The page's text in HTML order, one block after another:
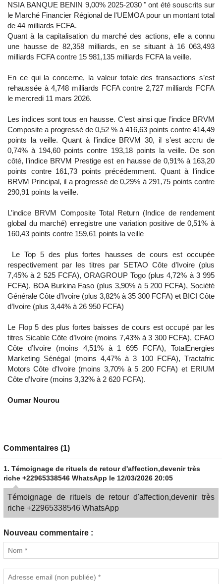
NSIA BANQUE BENIN 9,00% 2025-2030 " ont été souscrits sur
le Marché Financier Régional de l'UEMOA pour un montant total
de 44 milliards FCFA.
Quant à la capitalisation du marché des actions, elle a connu
une hausse de 82,358 milliards, en se situant à 16 063,493
milliards FCFA contre 15 981,135 milliards FCFA la veille.
En ce qui la concerne, la valeur totale des transactions s’est
rehaussée à 4,748 milliards FCFA contre 2,727 milliards FCFA
le mercredi 11 mars 2026.
Les indices sont tous en hausse. C’est ainsi que l’indice BRVM
Composite a progressé de 0,52 % à 416,63 points contre 414,49
points la veille. Quant à l’indice BRVM 30, il s’est accru de
0,74% à 194,60 points contre 193,18 points la veille. De son
côté, l’indice BRVM Prestige est en hausse de 0,91% à 163,20
points contre 161,73 points précédemment. Quant à l’indice
BRVM Principal, il a progressé de 0,29% à 291,75 points contre
290,91 points la veille.
L’indice BRVM Composite Total Return (Indice de rendement
global du marché) enregistre une variation positive de 0,51% à
160,43 points contre 159,61 points la veille
Le Top 5 des plus fortes hausses de cours est occupée
respectivement par les titres par SETAO Côte d’Ivoire (plus
7,45% à 2 525 FCFA), ORAGROUP Togo (plus 4,72% à 3 995
FCFA), BOA Burkina Faso (plus 3,90% à 5 200 FCFA), Société
Générale Côte d’Ivoire (plus 3,82% à 35 300 FCFA) et BICI Côte
d’Ivoire (plus 3,44% à 26 950 FCFA)
Le Flop 5 des plus fortes baisses de cours est occupé par les
titres Sicable Côte d’Ivoire (moins 7,43% à 3 300 FCFA), CFAO
Côte d’Ivoire (moins 4,51% à 1 695 FCFA), TotalEnergies
Marketing Sénégal (moins 4,47% à 3 100 FCFA), Tractafric
Motors Côte d’Ivoire (moins 3,70% à 5 200 FCFA) et ERIUM
Côte d’Ivoire (moins 3,32% à 2 620 FCFA).
Oumar Nourou
Commentaires (1)
1. Témoignage de rituels de retour d'affection,devenir très
riche +22965338546 WhatsApp le 12/03/2026 20:05
Témoignage de rituels de retour d'affection,devenir très
riche +22965338546 WhatsApp
Nouveau commentaire :